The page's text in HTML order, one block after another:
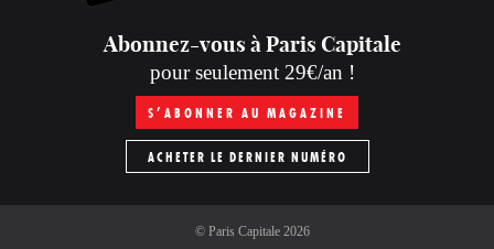
Abonnez-vous à Paris Capitale
pour seulement 29€/an !
S’ABONNER AU MAGAZINE
ACHETER LE DERNIER NUMÉRO
© Paris Capitale2026